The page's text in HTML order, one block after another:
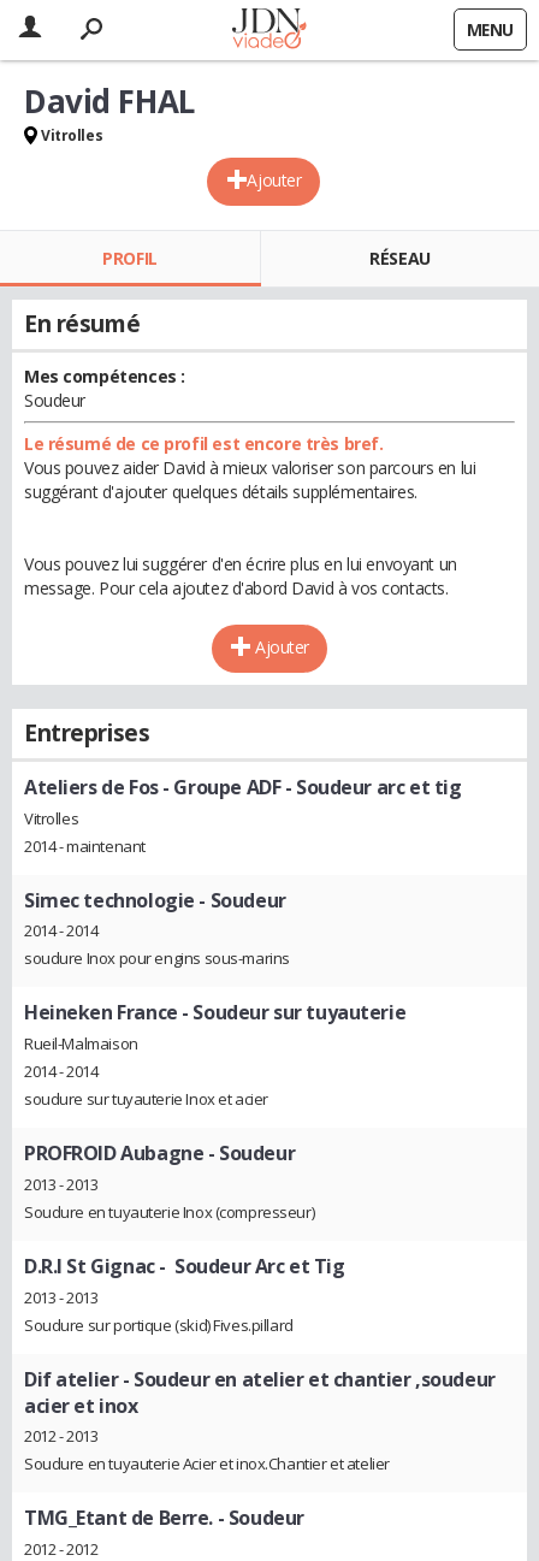
MENU
Ajouter
David FHAL
Vitrolles
PROFIL RÉSEAU
En résumé
Mes compétences :
Soudeur
Le résumé de ce profil est encore très bref.
Vous pouvez aider David à mieux valoriser son parcours en lui
suggérant d'ajouter quelques détails supplémentaires.
Vous pouvez lui suggérer d'en écrire plus en lui envoyant un
message. Pour cela ajoutez d'abord David à vos contacts.
Ajouter
Entreprises
Ateliers de Fos - Groupe ADF- Soudeur arc et tig
Vitrolles
2014 - maintenant
Simec technologie - Soudeur
2014 - 2014
soudure Inox pour engins sous-marins
Heineken France - Soudeur sur tuyauterie
Rueil-Malmaison
2014 - 2014
soudure sur tuyauterie Inox et acier
PROFROID Aubagne - Soudeur
2013 - 2013
Soudure en tuyauterie Inox (compresseur)
D.R.I St Gignac- Soudeur Arc et Tig
2013 - 2013
Soudure sur portique (skid) Fives.pillard
Dif atelier- Soudeur en atelier et chantier ,soudeur
acier et inox
2012 - 2013
Soudure en tuyauterie Acier et inox.Chantier et atelier
TMG_Etant de Berre. - Soudeur
2012 - 2012